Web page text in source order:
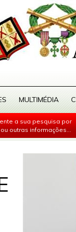
MULTIMÉDIA
a sua pesquisa por
outras informações...